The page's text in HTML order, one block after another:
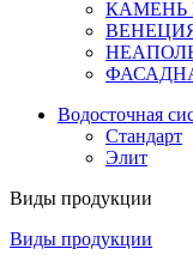
КАМЕНЬ
Водосточная
Стандарт
Элит
Виды продукции
Виды продукции